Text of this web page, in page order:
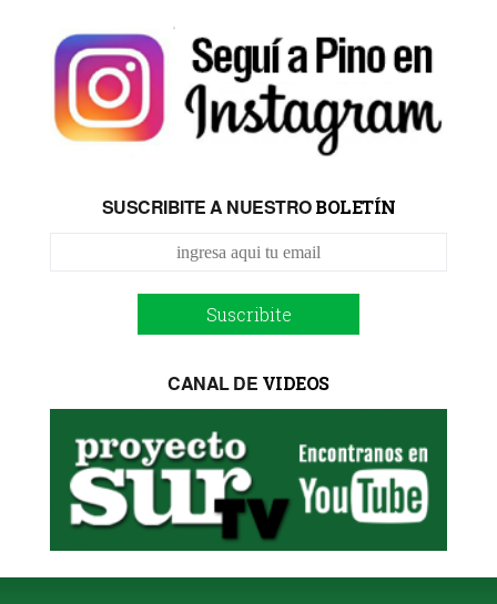
SUSCRIBITE A NUESTROBOLETÍN
Suscribite
CANAL DE VIDEOS